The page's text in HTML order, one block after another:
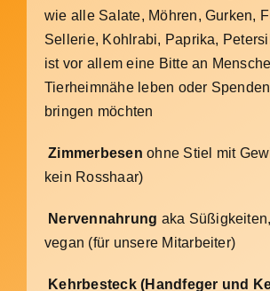
wie alle Salate, Möhren, Gurken,
Sellerie, Kohlrabi, Paprika,
ist vor allem eine Bitte an
Tierheimnähe leben oder
bringen möchten
Zimmerbesen ohne Stiel mit
kein Rosshaar)
Nervennahrung aka
vegan (für unsere Mitarbeiter)
Kehrbesteck (Handfeger und